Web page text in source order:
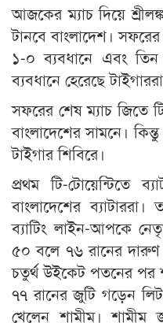
আজকের ম্যাচ দিয়ে
টানবে বাংলাদেশ।
১-০ ব্যবধানে এবং
ব্যবধানে হেরেছে
সফরের শেষ ম্যাচ জিতে
বাংলাদেশের সামনে।
টাইগার শিবিরে।
প্রথম টি-টোয়েন্টিতে
বাংলাদেশের ব্যাটাররা।
ব্যাটিং লাইন-আপকে
৫০ বলে ৭৬ রানের দারুণ
চতুর্থ উইকেট পতনের পর
৭৭ রানের জুটি গড়েন
খেলেন শামীম। শামীম